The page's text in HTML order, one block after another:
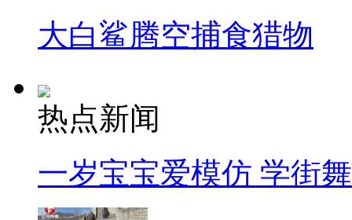
大白鲨腾空捕食猎物
热点新闻
一岁宝宝爱模仿 学街